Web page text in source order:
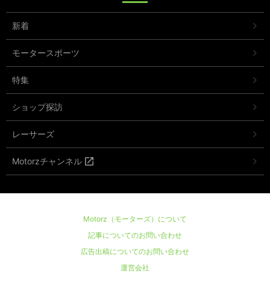
新着
モータースポーツ
特集
ショップ探訪
レーサーズ
Motorzチャンネル
Motorz（モーターズ）について
記事についてのお問い合わせ
広告出稿についてのお問い合わせ
運営会社